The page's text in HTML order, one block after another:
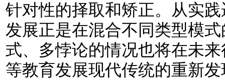
针对性的择取和矫正。从实
发展正是在混合不同类型模
式、多悖论的情况也将在未
等教育发展现代传统的重新